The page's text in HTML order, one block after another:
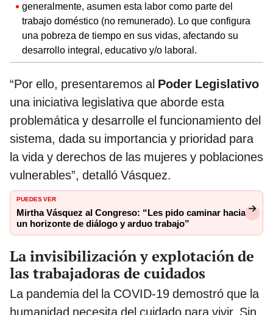
generalmente, asumen esta labor como parte del
trabajo doméstico (no remunerado). Lo que configura
una pobreza de tiempo en sus vidas, afectando su
desarrollo integral, educativo y/o laboral.
“Por ello, presentaremos al Poder Legislativo
una iniciativa legislativa que aborde esta
problemática y desarrolle el funcionamiento del
sistema, dada su importancia y prioridad para
la vida y derechos de las mujeres y poblaciones
vulnerables”, detalló Vásquez.
PUEDES VER
Mirtha Vásquez al Congreso: “Les pido caminar hacia
un horizonte de diálogo y arduo trabajo”
La invisibilización y explotación de
las trabajadoras de cuidados
La pandemia del la COVID-19 demostró que la
humanidad necesita del cuidado para vivir. Sin